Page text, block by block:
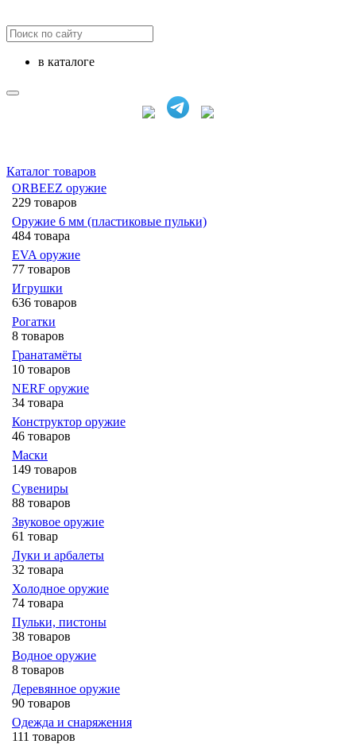
в каталоге
Каталог товаров
ORBEEZ оружие
229 товаров
Оружие 6 мм (пластиковые пульки)
484 товара
EVA оружие
77 товаров
Игрушки
636 товаров
Рогатки
8 товаров
Гранатамёты
10 товаров
NERF оружие
34 товара
Конструктор оружие
46 товаров
Маски
149 товаров
Сувениры
88 товаров
Звуковое оружие
61 товар
Луки и арбалеты
32 товара
Холодное оружие
74 товара
Пульки, пистоны
38 товаров
Водное оружие
8 товаров
Деревянное оружие
90 товаров
Одежда и снаряжения
111 товаров